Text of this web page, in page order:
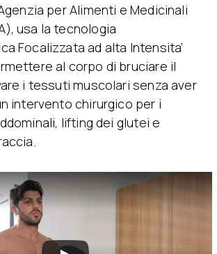
per Alimenti e Medicinali
usa la tecnologia
Focalizzata ad alta Intensita’
al corpo di bruciare il
i tessuti muscolari senza aver
intervento chirurgico per i
lifting dei glutei e